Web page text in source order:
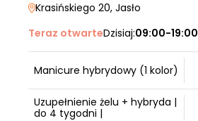
Krasińskiego 20, Jasło
Teraz otwarteDzisiaj:09:00-19:00
Manicure hybrydowy (1 kolor)
Uzupełnienie żelu + hybryda |
do 4 tygodni |